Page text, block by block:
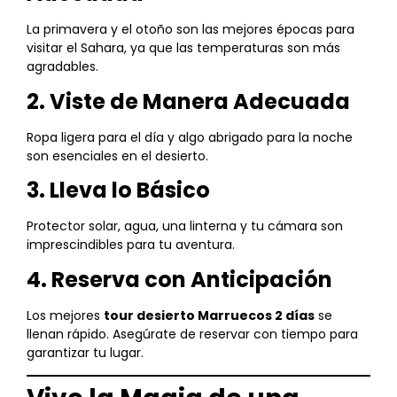
La primavera y el otoño son las mejores épocas para
visitar el Sahara, ya que las temperaturas son más
agradables.
2. Viste de Manera Adecuada
Ropa ligera para el día y algo abrigado para la noche
son esenciales en el desierto.
3. Lleva lo Básico
Protector solar, agua, una linterna y tu cámara son
imprescindibles para tu aventura.
4. Reserva con Anticipación
Los mejores tour desierto Marruecos 2 días se
llenan rápido. Asegúrate de reservar con tiempo para
garantizar tu lugar.